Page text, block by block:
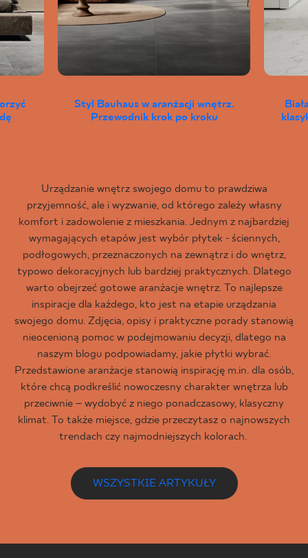
Styl Bauhaus w aranżacji wnętrz.
Przewodnik krok po kroku
Urządzanie wnętrz swojego domu to prawdziwa
przyjemność, ale i wyzwanie, od którego zależy własny
komfort i zadowolenie z mieszkania. Jednym z najbardziej
wymagających etapów jest wybór płytek - ściennych,
podłogowych, przeznaczonych na zewnątrz i do wnętrz,
typowo dekoracyjnych lub bardziej praktycznych. Dlatego
warto obejrzeć gotowe aranżacje wnętrz. To najlepsze
inspiracje dla każdego, kto jest na etapie urządzania
swojego domu. Zdjęcia, opisy i praktyczne porady stanowią
nieocenioną pomoc w podejmowaniu decyzji, dlatego na
naszym blogu podpowiadamy, jakie płytki wybrać.
Przedstawione aranżacje stanowią inspirację m.in. dla osób,
które chcą podkreślić nowoczesny charakter wnętrza lub
przeciwnie – wydobyć z niego ponadczasowy, klasyczny
klimat. To także miejsce, gdzie przeczytasz o najnowszych
trendach czy najmodniejszych kolorach.
WSZYSTKIE ARTYKUŁY